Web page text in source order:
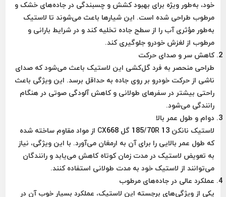
خود، به‌طور ویژه برای بهبود کشش و چسبندگی در جاده‌های خشک و
مرطوب طراحی شده است. این شیارها باعث می‌شوند تا لاستیک
به‌طور مؤثری آب را از سطح جاده تخلیه کند و در شرایط بارانی و
مرطوب از لغزش خودرو جلوگیری کند.
کاهش سر و صدای حرکت
طراحی منحصر به فرد گل‌کشی این لاستیک باعث می‌شود که صدای
ناشی از حرکت خودرو بر روی جاده به حداقل برسد. این ویژگی باعث
راحتی بیشتر در سفرهای طولانی و کاهش آلودگی صوتی در هنگام
رانندگی می‌شود.
دوام و طول عمر بالا
لاستیک نانکن 185/70R 13 گل CX668 از مواد مقاوم ساخته شده
که طول عمر بالایی را برای آن به ارمغان می‌آورد. با این ویژگی، نیاز
به تعویض لاستیک در مدت زمان کوتاه کاهش می‌یابد و رانندگان
می‌توانند از لاستیک خود به مدت طولانی استفاده کنند.
عملکرد عالی در جاده‌های مرطوب
یکی از ویژگی‌های برجسته این لاستیک، عملکرد بسیار خوب آن در